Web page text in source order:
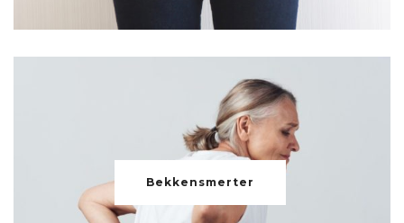
Bekkensmerter